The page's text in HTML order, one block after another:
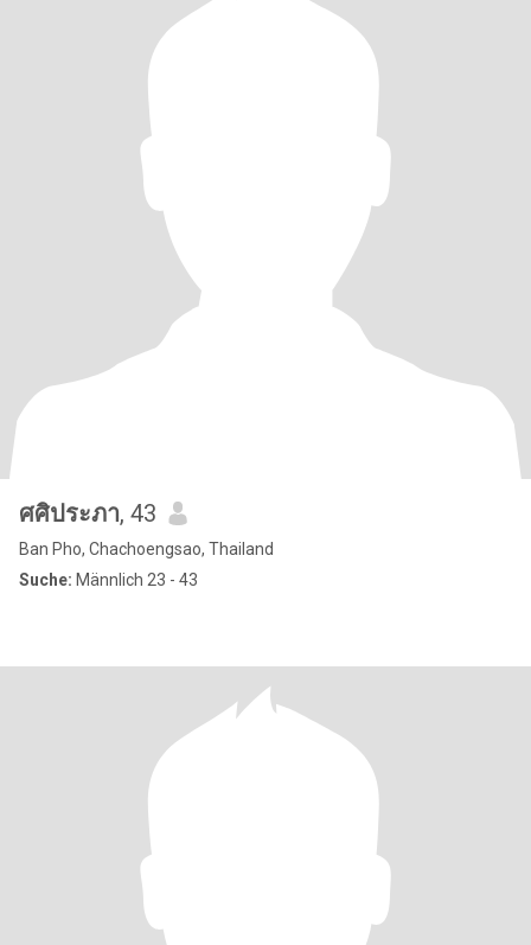
ศศิประภา, 43
Ban Pho, Chachoengsao, Thailand
Suche: Männlich 23 - 43